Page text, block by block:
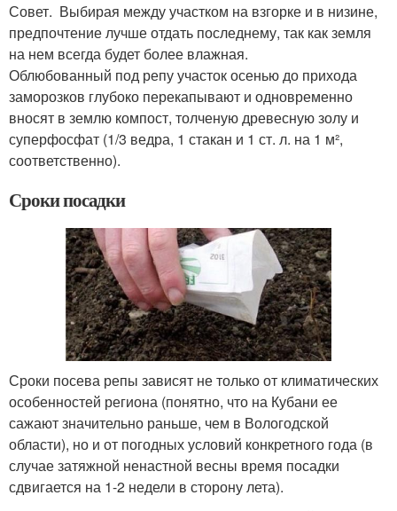
Совет. Выбирая между участком на взгорке и в низине,
предпочтение лучше отдать последнему, так как земля
на нем всегда будет более влажная.
Облюбованный под репу участок осенью до прихода
заморозков глубоко перекапывают и одновременно
вносят в землю компост, толченую древесную золу и
суперфосфат (1/3 ведра, 1 стакан и 1 ст. л. на 1 м²,
соответственно).
Сроки посадки
Сроки посева репы зависят не только от климатических
особенностей региона (понятно, что на Кубани ее
сажают значительно раньше, чем в Вологодской
области), но и от погодных условий конкретного года (в
случае затяжной ненастной весны время посадки
сдвигается на 1-2 недели в сторону лета).